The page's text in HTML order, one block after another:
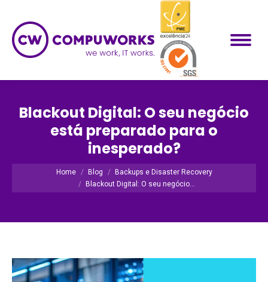
Blackout Digital: O seu negócio
está preparado para o
inesperado?
Você está aqui:
Home Blog
Backups e Disaster Recovery
Blackout Digital: O seu negócio…